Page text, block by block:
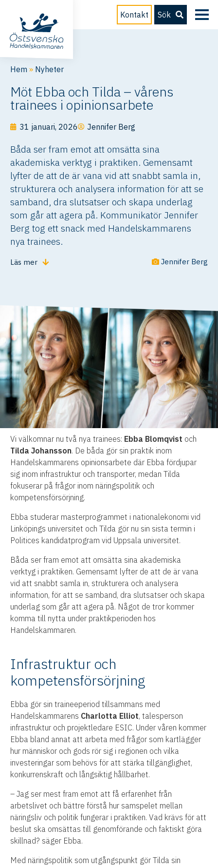
Kontakt Sök
Hem » Nyheter
Möt Ebba och Tilda – vårens
trainees i opinionsarbete
31 januari, 2026 Jennifer Berg
Båda ser fram emot att omsätta sina
akademiska verktyg i praktiken. Gemensamt
lyfter de att de är vana vid att snabbt samla in,
strukturera och analysera information för att se
samband, dra slutsatser och skapa underlag
som går att agera på. Kommunikatör Jennifer
Berg tog ett snack med Handelskammarens
nya trainees.
Läs mer Jennifer Berg
Vi välkomnar nu två nya trainees: Ebba Blomqvist och
Tilda Johansson. De båda gör sin praktik inom
Handelskammarens opinionsarbete där Ebba fördjupar
sig inom infrastruktur och transporter, medan Tilda
fokuserar på frågor inom näringspolitik och
kompetensförsörjning.
Ebba studerar masterprogrammet i nationalekonomi vid
Linköpings universitet och Tilda gör nu sin sista termin i
Politices kandidatprogram vid Uppsala universitet.
Båda ser fram emot att omsätta sina akademiska
verktyg i praktiken. Gemensamt lyfter de att de är vana
vid att snabbt samla in, strukturera och analysera
information, för att se samband, dra slutsatser och skapa
underlag som går att agera på. Något de tror kommer
komma till nytta under praktikperioden hos
Handelskammaren.
Infrastruktur och
kompetensförsörjning
Ebba gör sin traineeperiod tillsammans med
Handelskammarens Charlotta Elliot, talesperson
infrastruktur och projektledare ESIC. Under våren kommer
Ebba bland annat att arbeta med frågor som kartlägger
hur människor och gods rör sig i regionen och vilka
investeringar som behövs för att stärka tillgänglighet,
konkurrenskraft och långsiktig hållbarhet.
– Jag ser mest fram emot att få erfarenhet från
arbetslivet och bättre förstå hur samspelet mellan
näringsliv och politik fungerar i praktiken. Vad krävs för att
beslut ska omsättas till genomförande och faktiskt göra
skillnad? säger Ebba.
Med näringspolitik som utgångspunkt gör Tilda sin